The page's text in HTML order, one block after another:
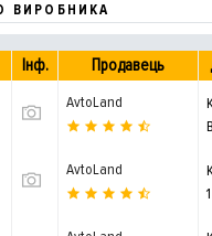
ВИРОБНИКА
Інф. Продавець
AvtoLand
AvtoLand